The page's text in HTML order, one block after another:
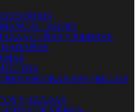
JARDIN
CUÑAS Y PIEDRAS
ESCOBAS RASTRILLOS
Y AZADAS